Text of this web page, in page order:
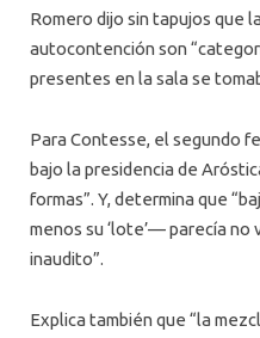
Romero dijo sin tapujos que
autocontención son
presentes en la sala se
Para Contesse, el segundo
bajo la presidencia de
formas”. Y, determina que
menos su ‘lote’— parecía no
inaudito”.
Explica también que “la